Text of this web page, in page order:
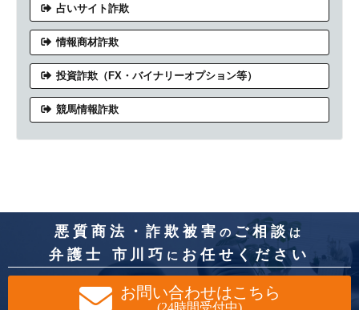
占いサイト詐欺
情報商材詐欺
投資詐欺（FX・バイナリーオプション等）
競馬情報詐欺
悪質商法・詐欺被害 の ご相談は
弁護士 市川巧 に お任せください
お問い合わせはこちら
(24時間受付中)